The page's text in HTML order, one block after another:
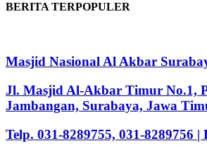
BERITA TERPOPULER
Masjid Nasional Al Akbar
Jl. Masjid Al-Akbar Timur No.1,
Jambangan, Surabaya, Jawa
Telp. 031-8289755, 031-8289756 |